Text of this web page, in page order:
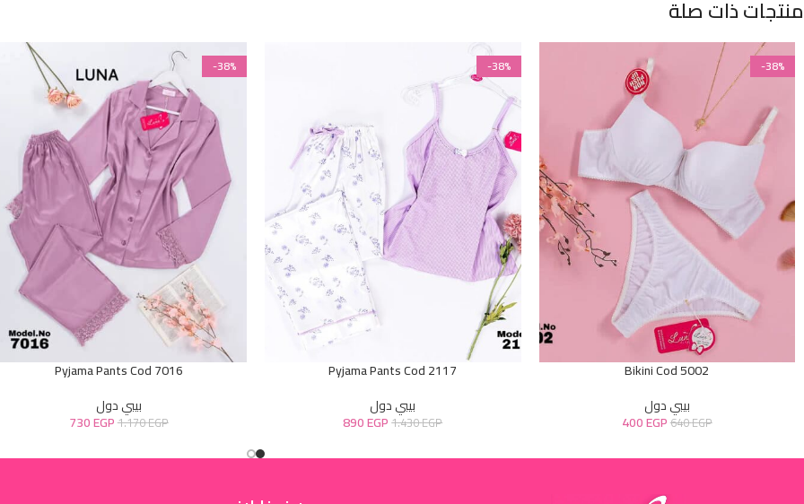
منتجات ذات صلة
-38%
Bikini Cod 5002
بيبي دول
640EGP
400EGP
-38%
Pyjama Pants Cod 2117
بيبي دول
1.430EGP
890EGP
-38%
Pyjama Pants Cod 7016
بيبي دول
1.170EGP
730EGP